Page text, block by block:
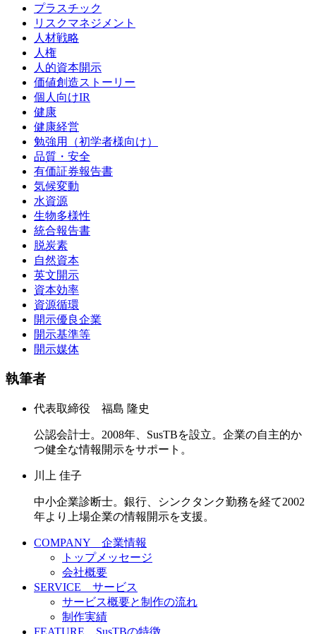
プラスチック
リスクマネジメント
人材戦略
人権
人的資本開示
価値創造ストーリー
個人向けIR
健康
健康経営
勉強用（初学者様向け）
品質・安全
有価証券報告書
気候変動
水資源
生物多様性
統合報告書
脱炭素
自然資本
英文開示
資本効率
資源循環
開示優良企業
開示基準等
開示媒体
執筆者
代表取締役 福島 隆史
公認会計士。2008年、SusTBを設立。企業の自主的か
つ健全な情報開示をサポート。
川上 佳子
中小企業診断士。銀行、シンクタンク勤務を経て2002
年より上場企業の情報開示を支援。
COMPANY 企業情報
トップメッセージ
会社概要
SERVICE サービス
サービス概要と制作の流れ
制作実績
FEATURE SusTBの特徴